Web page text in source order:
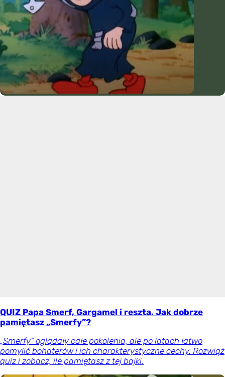
QUIZ Papa Smerf, Gargamel i reszta. Jak dobrze
pamiętasz „Smerfy”?
„Smerfy” oglądały całe pokolenia, ale po latach łatwo
pomylić bohaterów i ich charakterystyczne cechy. Rozwiąż
quiz i zobacz, ile pamiętasz z tej bajki.